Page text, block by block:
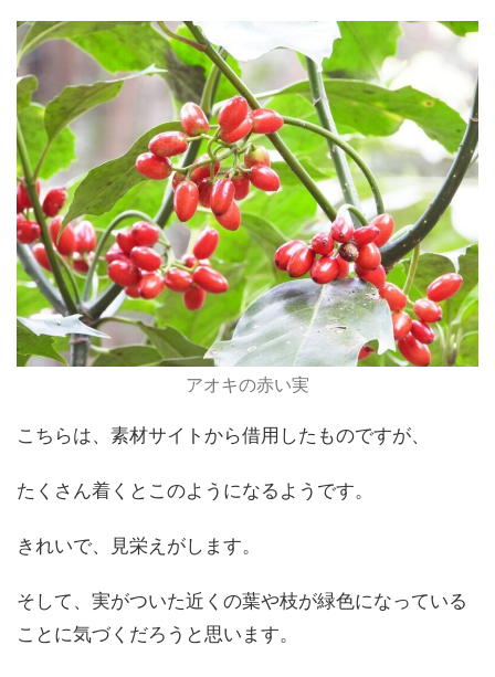
アオキの赤い実
こちらは、素材サイトから借用したものですが、
たくさん着くとこのようになるようです。
きれいで、見栄えがします。
そして、実がついた近くの葉や枝が緑色になっている
ことに気づくだろうと思います。